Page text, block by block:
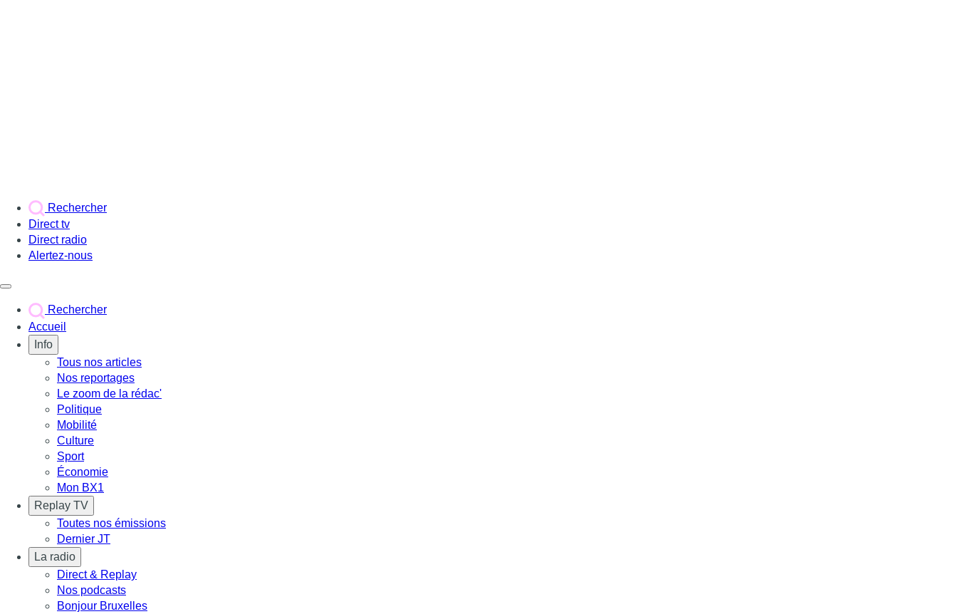
Rechercher
Direct tv
Direct radio
Alertez-nous
Rechercher
Accueil
Info
Tous nos articles
Nos reportages
Le zoom de la rédac'
Politique
Mobilité
Culture
Sport
Économie
Mon BX1
Replay TV
Toutes nos émissions
Dernier JT
La radio
Direct & Replay
Nos podcasts
Bonjour Bruxelles